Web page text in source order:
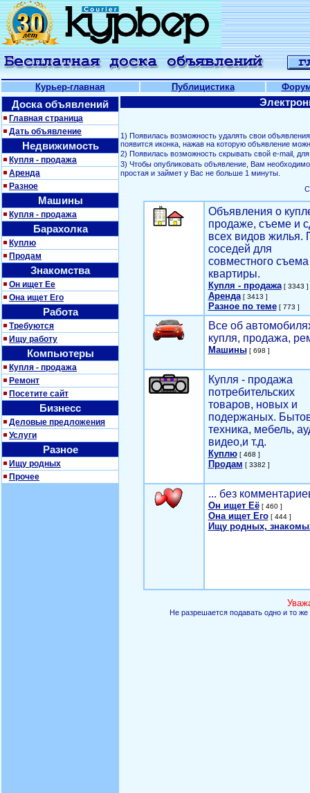
Курьер-главная Публицистика
Доска объявлений
Главная страница
Дать объявление
Недвижимость
Купля - продажа
Аренда
Разное
Машины
Купля - продажа
Барахолка
Куплю
Продам
Знакомства
Он ищет Ее
Она ищет Его
Работа
Требуются
Ищу работу
Компьютеры
Купля - продажа
Ремонт
Посетите сайт
Бизнесс
Деловые предложения
Услуги
Разное
Ищу родных
Прочее
1) Появилась возможность удалять свои
появится иконка, нажав на которую объявление
2) Появилась возможность скрывать свой е-mail,
3) Чтобы опубликовать объявление, Вам
простая и займет у Вас не больше 1 минуты.
Объявления о
продаже, съеме и
всех видов жилья.
соседей для
совместного съема
квартиры.
Купля - продажа[ 3343 ]
Аренда[ 3413 ]
Разное по теме[ 773 ]
Все об
купля, продажа,
Машины[ 698 ]
Купля - продажа
потребительских
товаров, новых и
подержаных.
техника, мебель,
видео,и т.д.
Куплю[ 468 ]
Продам [ 3382 ]
... без
Он ищет Её[ 460 ]
Она ищет Его[ 444 ]
Ищу родных,
Не разрешается подавать одно и то